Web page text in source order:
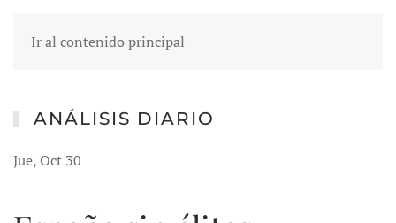
Ir al contenido principal
ANÁLISIS DIARIO
Jue, Oct 30